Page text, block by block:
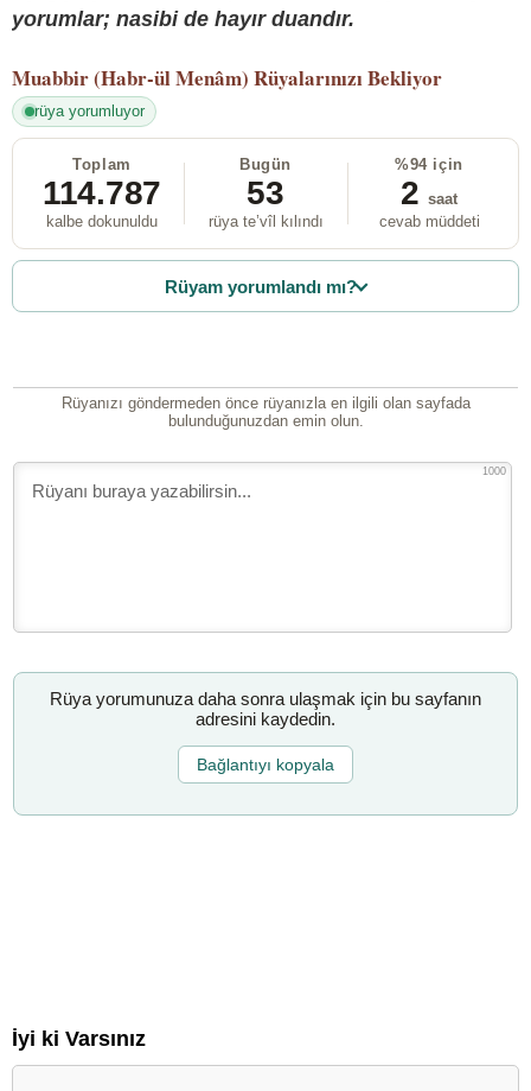
yorumlar; nasibi de hayır duandır.
Muabbir (Habr-ül Menâm) Rüyalarınızı Bekliyor
rüya yorumluyor
Toplam
114.787
kalbe dokunuldu
Bugün
53
rüya te’vîl kılındı
%94 için
2 saat
cevab müddeti
Rüyam yorumlandı mı?
Rüyanızı göndermeden önce rüyanızla en ilgili olan sayfada
bulunduğunuzdan emin olun.
1000
Rüya yorumunuza daha sonra ulaşmak için bu sayfanın
adresini kaydedin.
Bağlantıyı kopyala
İyi ki Varsınız